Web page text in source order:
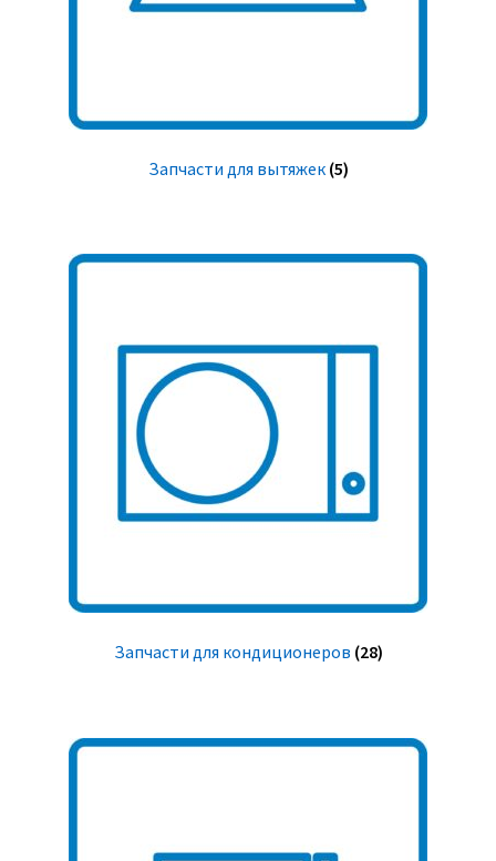
Запчасти для вытяжек (5)
Запчасти для кондиционеров (28)